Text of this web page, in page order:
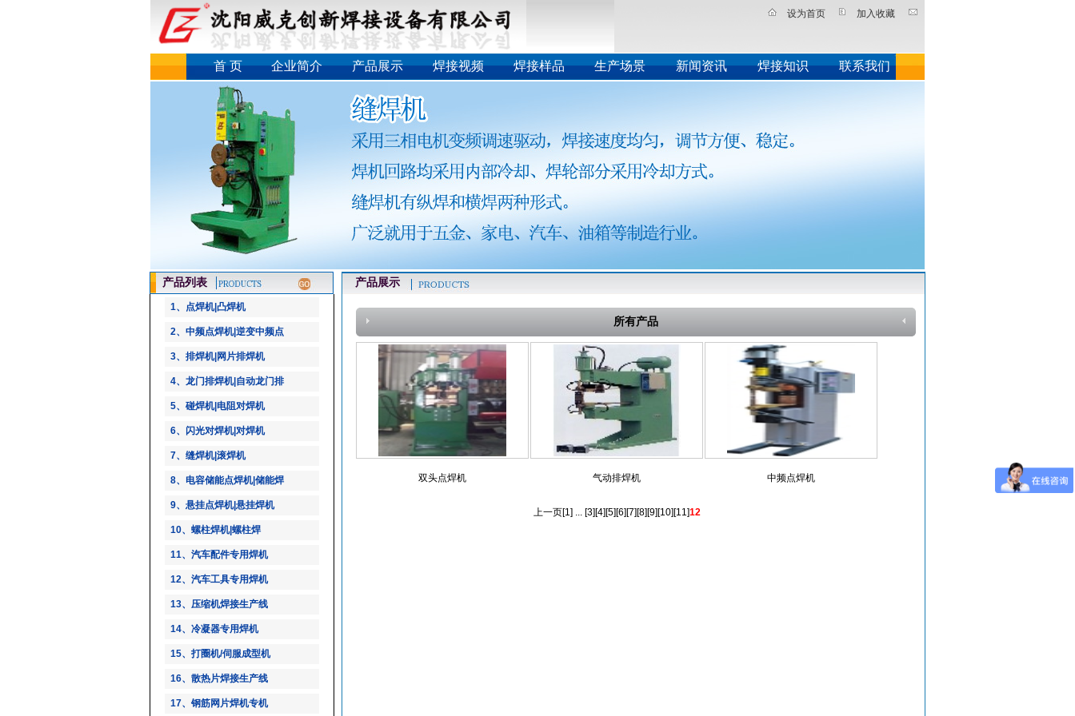
设为首页 加入收藏
首 页 企业简介 产品展示 焊接视频 焊接样品 生产场景 新闻资讯 焊接知识 联系我们
产品列表
1、点焊机|凸焊机
2、中频点焊机|逆变中频点
3、排焊机|网片排焊机
4、龙门排焊机|自动龙门排
5、碰焊机|电阻对焊机
6、闪光对焊机|对焊机
7、缝焊机|滚焊机
8、电容储能点焊机|储能焊
9、悬挂点焊机|悬挂焊机
10、螺柱焊机|螺柱焊
11、汽车配件专用焊机
12、汽车工具专用焊机
13、压缩机焊接生产线
14、冷凝器专用焊机
15、打圈机/伺服成型机
16、散热片焊接生产线
17、钢筋网片焊机专机
产品展示
所有产品
双头点焊机 气动排焊机 中频点焊机
上一页[1] ... [3][4][5][6][7][8][9][10][11]12